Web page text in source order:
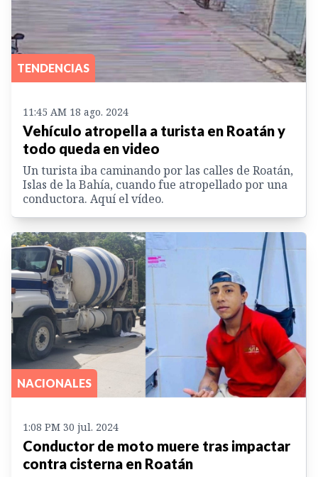
TENDENCIAS
11:45 AM 18 ago. 2024
Vehículo atropella a turista en Roatán y
todo queda en video
Un turista iba caminando por las calles de Roatán,
Islas de la Bahía, cuando fue atropellado por una
conductora. Aquí el vídeo.
NACIONALES
1:08 PM 30 jul. 2024
Conductor de moto muere tras impactar
contra cisterna en Roatán